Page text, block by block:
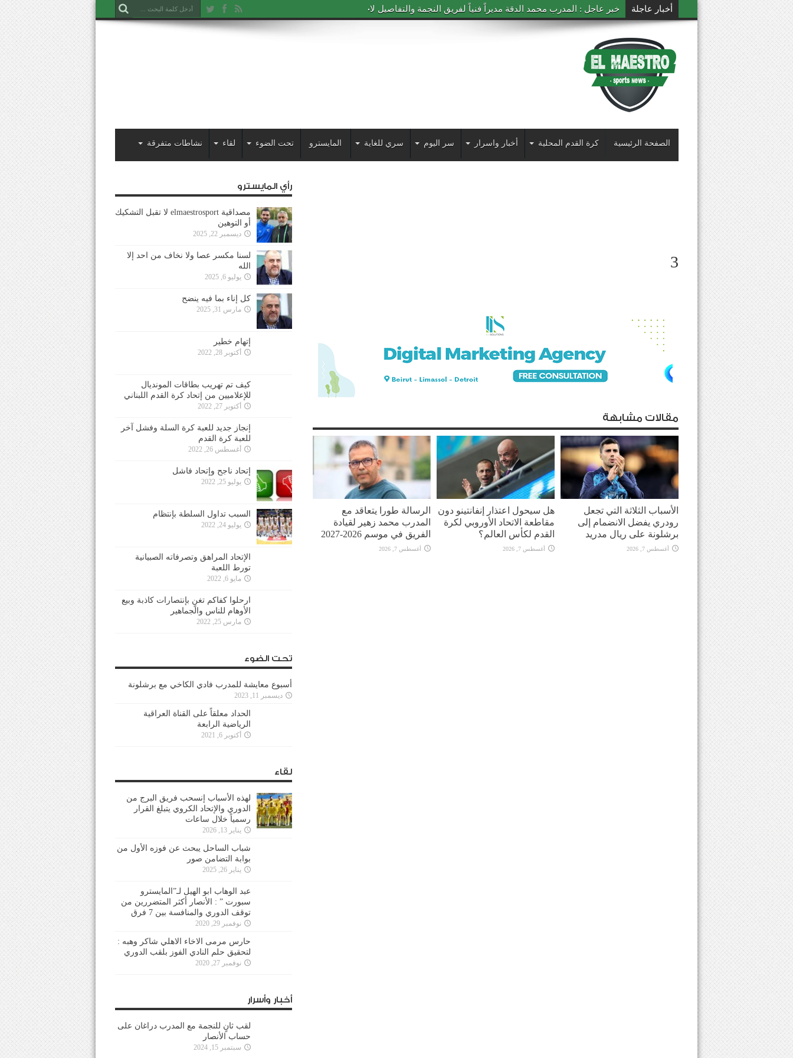
أخبار عاجلة خبر عاجل : المدرب محمد الدقة مديراً فنياً لفريق النجمة والتفاصيل لاحقاً
الصفحة الرئيسية كرة القدم المحلية أخبار واسرار سر اليوم سري للغاية المايسترو تحت الضوء لقاء نشاطات متفرقة
3
مقالات مشابهة
الأسباب الثلاثة التي تجعل
رودري يفضل الانضمام إلى
برشلونة على ريال مدريد
أغسطس 7, 2026
هل سيحول اعتذار إنفانتينو دون
مقاطعة الاتحاد الأوروبي لكرة
القدم لكأس العالم؟
أغسطس 7, 2026
الرسالة طورا يتعاقد مع
المدرب محمد زهير لقيادة
الفريق في موسم 2026-2027
أغسطس 7, 2026
رأي المايسترو
مصداقية elmaestrosport لا تقبل التشكيك
أو التوهين
ديسمبر 22, 2025
لسنا مكسر عصا ولا نخاف من احد إلا
الله
يوليو 6, 2025
كل إناء بما فيه ينضح
مارس 31, 2025
إتهام خطير
أكتوبر 28, 2022
كيف تم تهريب بطاقات المونديال
للإعلاميين من إتحاد كرة القدم اللبناني
أكتوبر 27, 2022
إنجاز جديد للعبة كرة السلة وفشل آخر
للعبة كرة القدم
أغسطس 26, 2022
إتحاد ناجح وإتحاد فاشل
يوليو 25, 2022
السبب تداول السلطة بإنتظام
يوليو 24, 2022
الإتحاد المراهق وتصرفاته الصبيانية
تورط اللعبة
مايو 6, 2022
ارحلوا كفاكم تغنٍ بإنتصارات كاذبة وبيع
الأوهام للناس والجماهير
مارس 25, 2022
تحت الضوء
أسبوع معايشة للمدرب فادي الكاخي مع برشلونة
ديسمبر 11, 2023
الحداد معلقاً على القناة العراقية
الرياضية الرابعة
أكتوبر 6, 2021
لقاء
لهذه الأسباب إنسحب فريق البرج من
الدوري والإتحاد الكروي يتبلغ القرار
رسمياً خلال ساعات
يناير 13, 2026
شباب الساحل يبحث عن فوزه الأول من
بوابة التضامن صور
يناير 26, 2025
عبد الوهاب ابو الهيل لـ”المايسترو
سبورت ” : الأنصار أكثر المتضررين من
توقف الدوري والمنافسة بين 7 فرق
نوفمبر 29, 2020
حارس مرمى الاخاء الاهلي شاكر وهبه :
لتحقيق حلم النادي الفوز بلقب الدوري
نوفمبر 27, 2020
أخبار وأسرار
لقب ثانٍ للنجمة مع المدرب دراغان على
حساب الأنصار
سبتمبر 15, 2024